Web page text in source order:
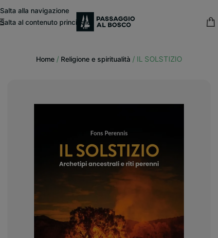
Salta alla navigazione
Salta al contenuto principale
Home/ Religione e spiritualità / IL SOLSTIZIO